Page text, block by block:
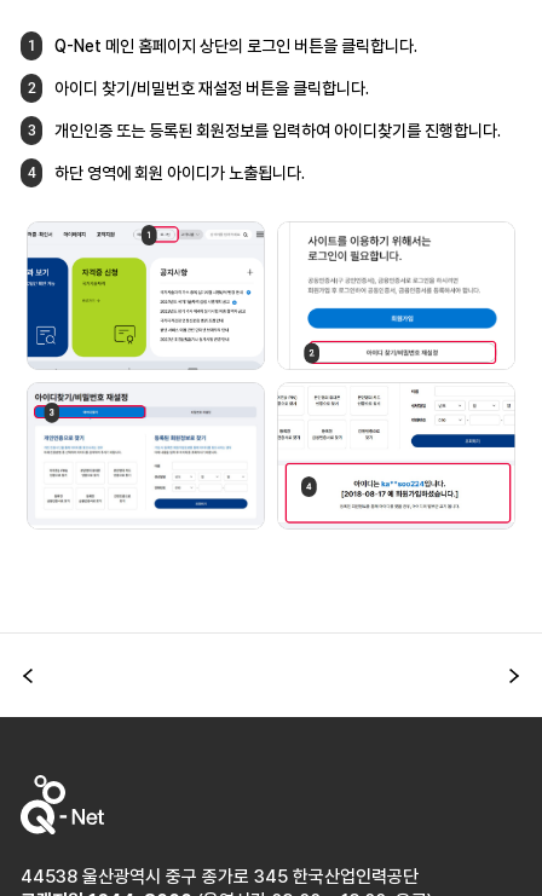
1 Q-Net 메인 홈페이지 상단의 로그인 버튼을클릭합니다.
2 아이디 찾기/비밀번호 재설정 버튼을클릭합니다.
3 개인인증 또는 등록된 회원정보를 입력하여 아이디찾기를 진행합니다.
4 하단 영역에 회원 아이디가 노출됩니다.
이전
44538 울산광역시 중구 종가로 345 한국산업인력공단